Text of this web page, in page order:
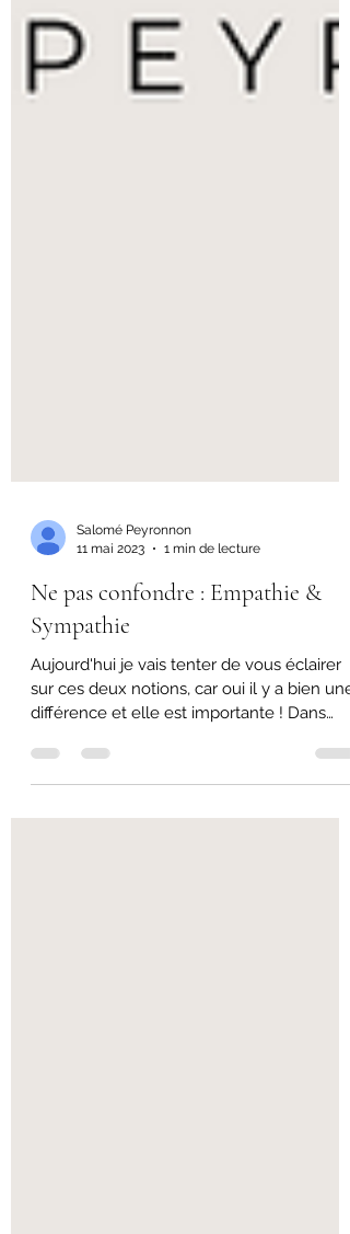
11 mai 2023
1 min de lecture
Ne pas confondre : Empathie &
Sympathie
Aujourd'hui je vais tenter de vous éclairer
sur ces deux notions, car oui il y a bien une
différence et elle est importante ! Dans